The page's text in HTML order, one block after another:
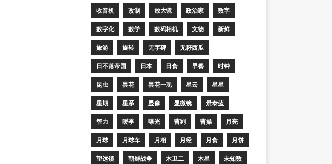
收音机 改制 放大镜 政治家 数字
数字化 数学 数码相机 文物 新鲜
旅游 旋转 无字碑 无籽西瓜
日不落帝国 日本 日食 早餐 时钟
昆虫 昙花 昙花一现 星云 星星
星期 星系 显像 显微镜 景泰蓝
智力 暖季 曝光 曹刿 曹操 月亮
月球 月球车 月相 月经 月食 月饼
望远镜 朝鲜战争 木卫二 木星 未知数